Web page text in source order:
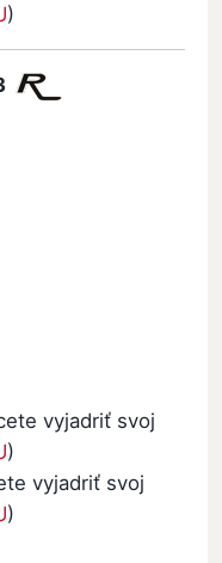
)
vyjadriť svoj
)
vyjadriť svoj
)